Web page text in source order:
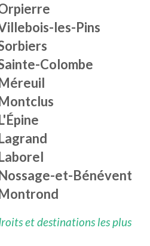
les-Pins
Colombe
et-Bénévent
et destinations les plus